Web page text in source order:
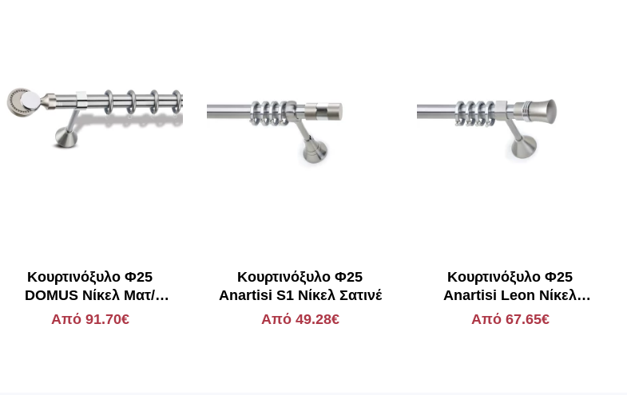
Kουρτινόξυλο Φ25
DOMUS Νίκελ Ματ/
Χρώμιο Ηλέκτρα Strass
Από 91.70€
Κουρτινόξυλο Φ25
Anartisi S1 Νίκελ Σατινέ
Από 49.28€
Κουρτινόξυλο Φ25
Anartisi Leon Νίκελ
Σατινέ
Από 67.65€